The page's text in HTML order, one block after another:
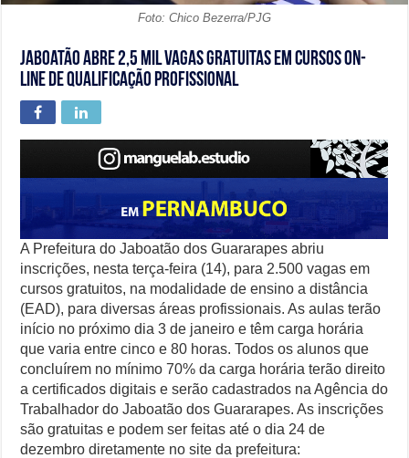
Foto: Chico Bezerra/PJG
Jaboatão abre 2,5 mil vagas gratuitas em cursos on-
line de qualificação profissional
A Prefeitura do Jaboatão dos Guararapes abriu
inscrições, nesta terça-feira (14), para 2.500 vagas em
cursos gratuitos, na modalidade de ensino a distância
(EAD), para diversas áreas profissionais. As aulas terão
início no próximo dia 3 de janeiro e têm carga horária
que varia entre cinco e 80 horas. Todos os alunos que
concluírem no mínimo 70% da carga horária terão direito
a certificados digitais e serão cadastrados na Agência do
Trabalhador do Jaboatão dos Guararapes. As inscrições
são gratuitas e podem ser feitas até o dia 24 de
dezembro diretamente no site da prefeitura: